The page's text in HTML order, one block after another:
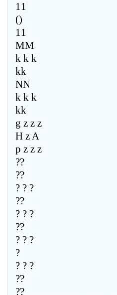
11
()
11
MM
k k k
kk
NN
k k k
kk
g z z z
H z A
p z z z
??
??
? ? ?
??
? ? ?
??
? ? ?
?
? ? ?
??
??